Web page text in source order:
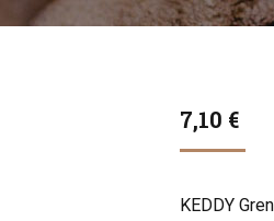
7,10 €
KEDDY